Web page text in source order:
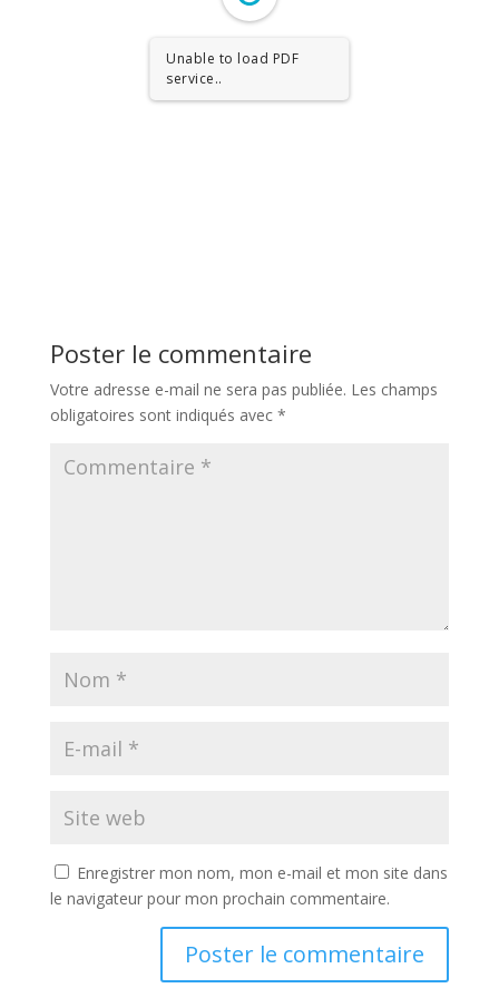
Unable to load PDF
service..
Poster le commentaire
Votre adresse e-mail ne sera pas publiée. Les champs
obligatoires sont indiqués avec *
Enregistrer mon nom, mon e-mail et mon site dans
le navigateur pour mon prochain commentaire.